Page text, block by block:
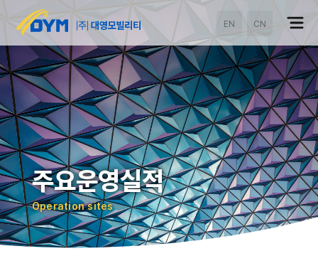
EN CN
주요운영실적
Operation sites